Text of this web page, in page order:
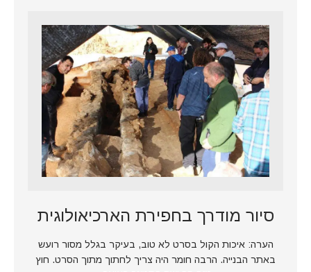
סיור מודרך בחפירת הארכיאולוגית
הערה: איכות הקול בסרט לא טוב, בעיקר בגלל מסור רועש
באתר הבנייה. הרבה חומר היה צריך לחתוך מתוך הסרט. חוץ